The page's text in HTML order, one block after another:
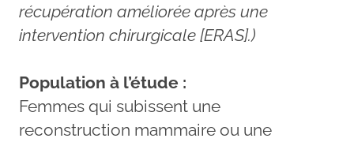
récupération améliorée après une
intervention chirurgicale [ERAS].)
Population à l’étude :
Femmes qui subissent une
reconstruction mammaire ou une